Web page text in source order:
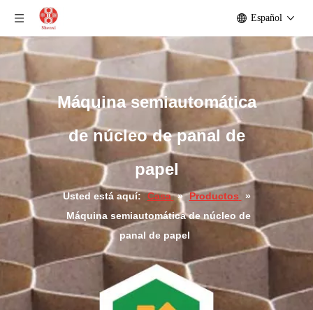
Español
Máquina semiautomática
de núcleo de panal de
papel
Usted está aquí: Casa » Productos
»
Máquina semiautomática de núcleo de
panal de papel